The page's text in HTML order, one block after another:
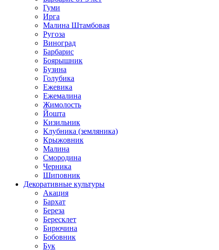
Гуми
Ирга
Малина Штамбовая
Ругоза
Виноград
Барбарис
Боярышник
Бузина
Голубика
Ежевика
Ежемалина
Жимолость
Йошта
Кизильник
Клубника (земляника)
Крыжовник
Малина
Смородина
Черника
Шиповник
Декоративные культуры
Акация
Бархат
Береза
Бересклет
Бирючина
Бобовник
Бук